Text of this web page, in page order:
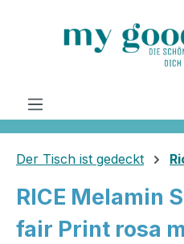
Der Tisch ist gedeckt
RICE Melamin
fair Print rosa